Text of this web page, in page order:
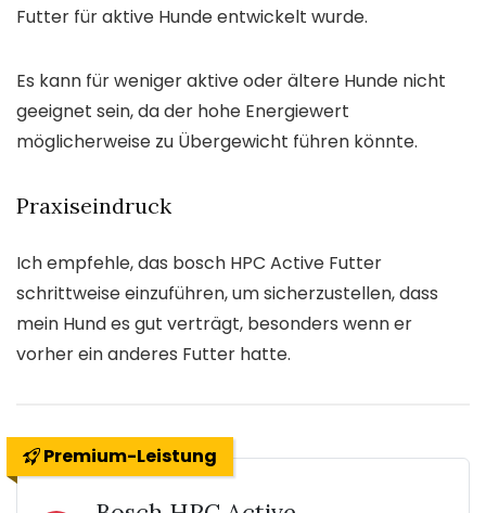
Futter für aktive Hunde entwickelt wurde.
Es kann für weniger aktive oder ältere Hunde nicht
geeignet sein, da der hohe Energiewert
möglicherweise zu Übergewicht führen könnte.
Praxiseindruck
Ich empfehle, das bosch HPC Active Futter
schrittweise einzuführen, um sicherzustellen, dass
mein Hund es gut verträgt, besonders wenn er
vorher ein anderes Futter hatte.
Premium-Leistung